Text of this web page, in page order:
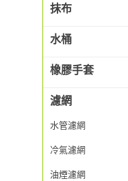
抹布
水桶
橡膠手套
濾網
水管濾網
冷氣濾網
油煙濾網